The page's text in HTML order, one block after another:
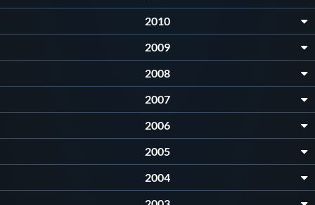
2010
2009
2008
2007
2006
2005
2004